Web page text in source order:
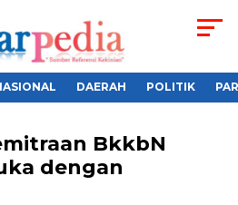
DAERAH POLITIK
BkkbN
dengan